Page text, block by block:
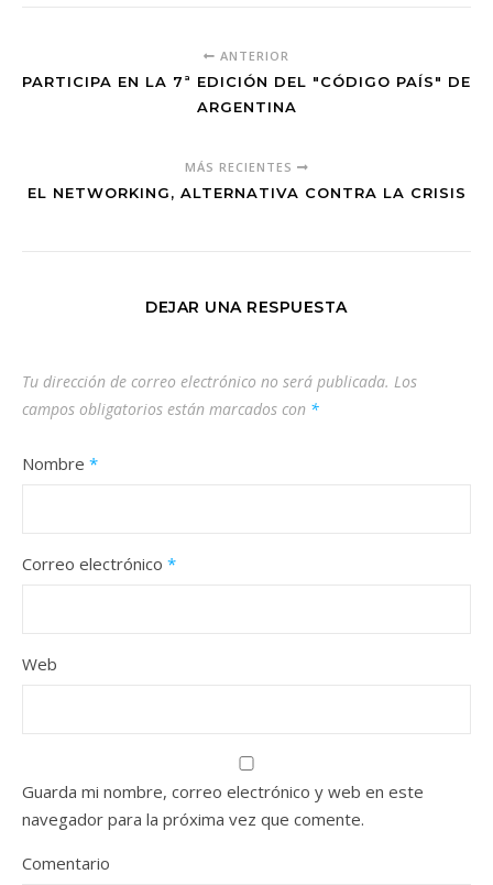
ANTERIOR
PARTICIPA EN LA 7ª EDICIÓN DEL "CÓDIGO PAÍS" DE
ARGENTINA
MÁS RECIENTES
EL NETWORKING, ALTERNATIVA CONTRA LA CRISIS
DEJAR UNA RESPUESTA
Tu dirección de correo electrónico no será publicada. Los
campos obligatorios están marcados con *
Nombre *
Correo electrónico *
Web
Guarda mi nombre, correo electrónico y web en este
navegador para la próxima vez que comente.
Comentario